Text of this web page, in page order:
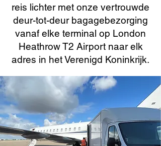
reis lichter met onze vertrouwde
deur-tot-deur bagagebezorging
vanaf elke terminal op London
Heathrow T2 Airport naar elk
adres in het Verenigd Koninkrijk.